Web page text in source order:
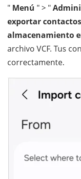
" Menú " > "
exportar contactos
almacenamiento
archivo VCF. Tus
correctamente.